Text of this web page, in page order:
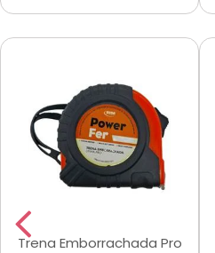
Trena Emborrachada Pro